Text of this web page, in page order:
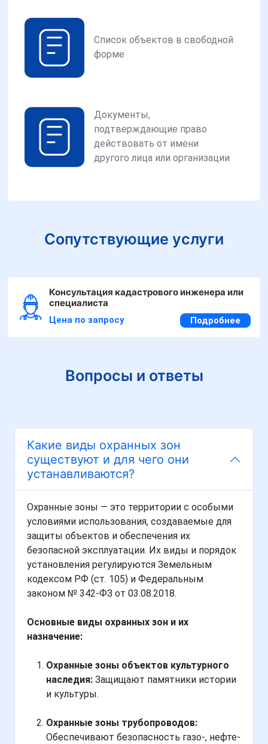
Список объектов в свободной
форме
Документы,
подтверждающие право
действовать от имени
другого лица или организации
Сопутствующие услуги
Консультация кадастрового инженера или
специалиста
Цена по запросу Подробнее
Вопросы и ответы
Какие виды охранных зон
существуют и для чего они
устанавливаются?
Охранные зоны — это территории с особыми
условиями использования, создаваемые для
защиты объектов и обеспечения их
безопасной эксплуатации. Их виды и порядок
установления регулируются Земельным
кодексом РФ (ст. 105) и Федеральным
законом № 342-ФЗ от 03.08.2018.
Основные виды охранных зон и их
назначение:
Охранные зоны объектов культурного
наследия: Защищают памятники истории
и культуры.
Охранные зоны трубопроводов:
Обеспечивают безопасность газо-, нефте-